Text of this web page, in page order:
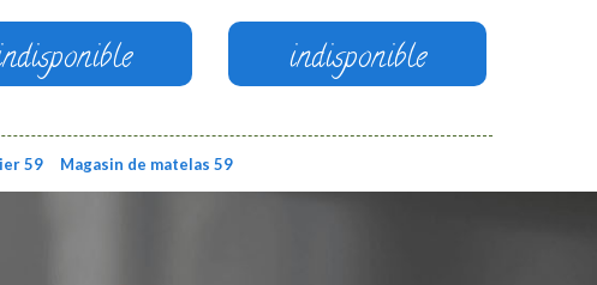
indisponible
59 Magasin de matelas 59